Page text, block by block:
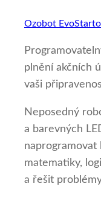
Ozobot Evo
plnění akčních
vaši
Neposedný
a barevných
naprogramovat
matematiky,
a řešit